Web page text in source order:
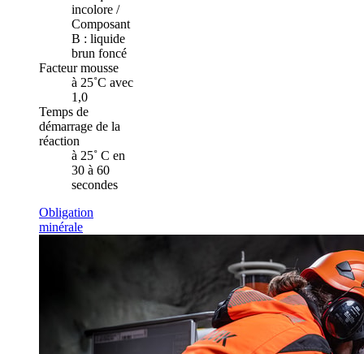
incolore /
Composant
B : liquide
brun foncé
Facteur mousse
à 25˚C avec
1,0
Temps de
démarrage de la
réaction
à 25˚ C en
30 à 60
secondes
Obligation
minérale